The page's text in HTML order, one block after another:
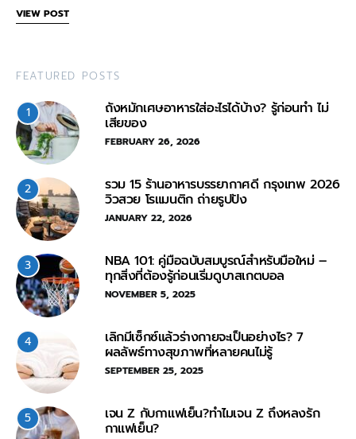
VIEW POST
FEATURED POSTS
1 ถังหมักเศษอาหารใส่อะไรได้บ้าง? รู้ก่อนทำ ไม่
เสียของ
FEBRUARY 26, 2026
2 รวม 15 ร้านอาหารบรรยากาศดี กรุงเทพ 2026
วิวสวย โรแมนติก ถ่ายรูปปัง
JANUARY 22, 2026
3 NBA 101: คู่มือฉบับสมบูรณ์สำหรับมือใหม่ –
ทุกสิ่งที่ต้องรู้ก่อนเริ่มดูบาสเกตบอล
NOVEMBER 5, 2025
4 เลิกมีเซ็กซ์แล้วร่างกายจะเป็นอย่างไร? 7
ผลลัพธ์ทางสุขภาพที่หลายคนไม่รู้
SEPTEMBER 25, 2025
5 เจน Z กับกาแฟเย็น?ทำไมเจน Z ถึงหลงรัก
กาแฟเย็น?